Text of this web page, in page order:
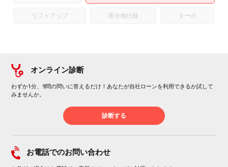
リフトアップ 寒冷地仕様 ターボ
オンライン診断
わずか1分、9問の問いに答えるだけ！あなたが自社ローンを利用できるか試して
みませんか。
診断する
お電話でのお問い合わせ